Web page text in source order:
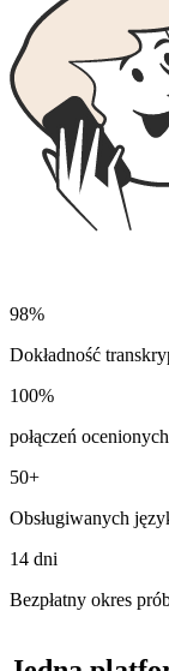
98%
Dokładność
100%
połączeń
50+
Obsługiwanych
14 dni
Bezpłatny okres